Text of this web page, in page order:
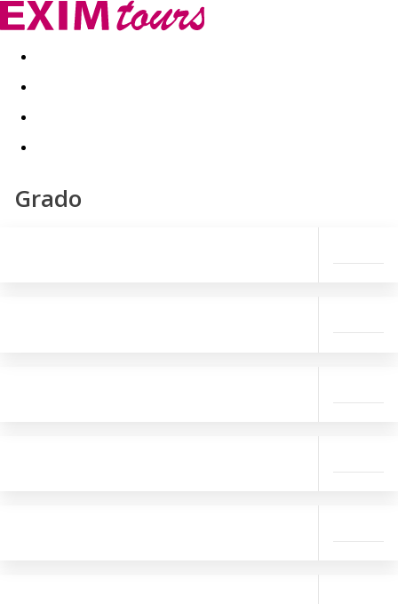
Akční nabídky Last minute
Grado